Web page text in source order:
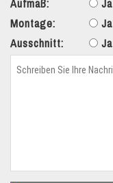
Aufmaß: Ja
Montage:
Ja
Ausschnitt:
Ja